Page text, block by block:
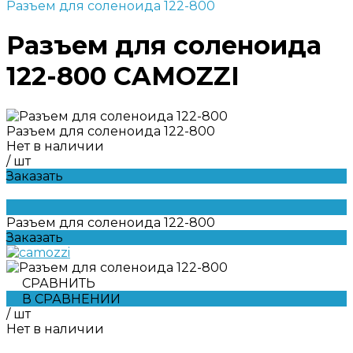
Разъем для соленоида 122-800
Разъем для соленоида
122-800 CAMOZZI
Разъем для соленоида 122-800
Нет в наличии
/ шт
Заказать
Разъем для соленоида 122-800
Заказать
СРАВНИТЬ
В СРАВНЕНИИ
/ шт
Нет в наличии